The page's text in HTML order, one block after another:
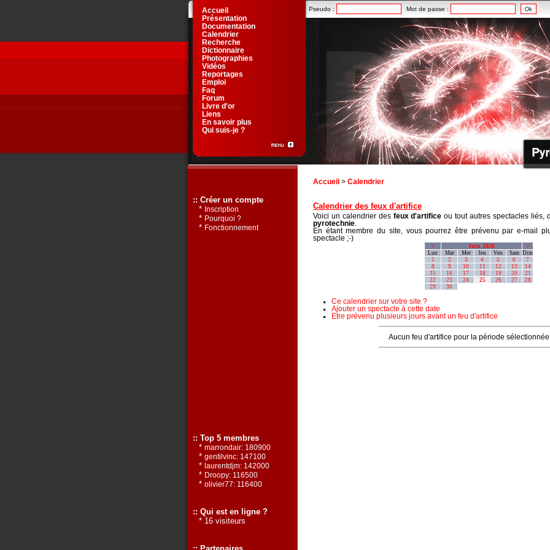
Accueil > Calendrier
Calendrier des feux d'artifice
Voici un calendrier des feux d'artifice ou tout autres spectacles liés,
pyrotechnie
En étant membre du site, vous pourrez être prévenu par e-mail
spectacle ;-)
< Juin 2026 >
Lun Mar Mer Jeu Ven Sam Dim
1
2 3 4 5 6
7
8
9 10 11 12 13
14
15
16 17 18 19 20
21
22
23 24 25 26 27
28
29
30
Ce calendrier sur votre site ?
Ajouter un spectacle à cette date
Etre prévenu plusieurs jours avant un feu d'artifice
Aucun feu d'artifice pour la période
Pseudo : Mot de passe :
Accueil
Présentation
Documentation
Calendrier
Recherche
Dictionnaire
Photographies
Vidéos
Reportages
Emploi
Faq
Forum
Livre d'or
Liens
En savoir plus
Qui suis-je ?
:: Créer un compte
* Inscription
* Pourquoi ?
* Fonctionnement
:: Top 5 membres
* marrondair: 180900
* gentilvinc: 147100
* laurentdjm: 142000
* Droopy: 116500
* olivier77: 116400
:: Qui est en ligne ?
* 16 visiteurs